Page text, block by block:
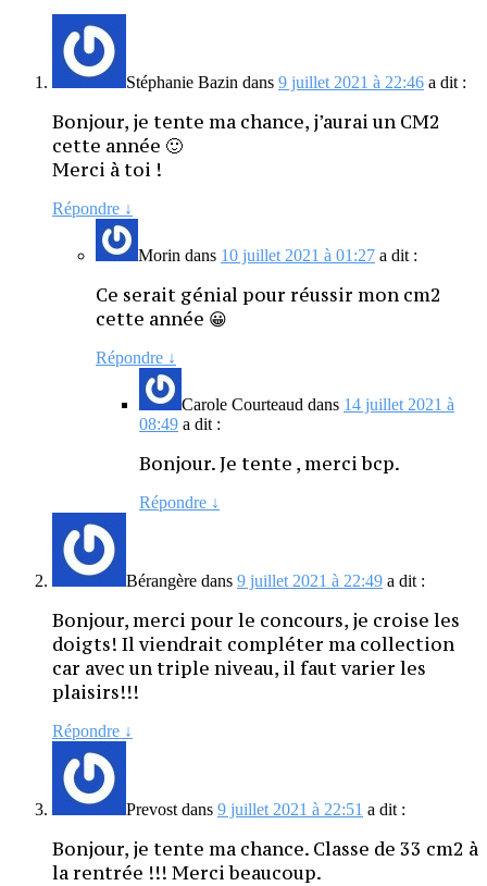
Stéphanie Bazin dans 9 juillet 2021 à 22:46 a dit :
Bonjour, je tente ma chance, j’aurai un CM2
cette année 🙂
Merci à toi !
Répondre ↓
Morin dans 10 juillet 2021 à 01:27 a dit :
Ce serait génial pour réussir mon cm2
cette année 😀
Répondre ↓
Carole Courteaud dans 14 juillet 2021 à
08:49 a dit :
Bonjour. Je tente , merci bcp.
Répondre ↓
Bérangère dans 9 juillet 2021 à 22:49 a dit :
Bonjour, merci pour le concours, je croise les
doigts! Il viendrait compléter ma collection
car avec un triple niveau, il faut varier les
plaisirs!!!
Répondre ↓
Prevost dans 9 juillet 2021 à 22:51 a dit :
Bonjour, je tente ma chance. Classe de 33 cm2 à
la rentrée !!! Merci beaucoup.